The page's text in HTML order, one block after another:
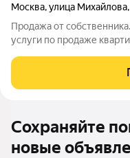
Москва,улица Михайлова,
Продажа от
услуги по продаже
Сохраняйте
новые